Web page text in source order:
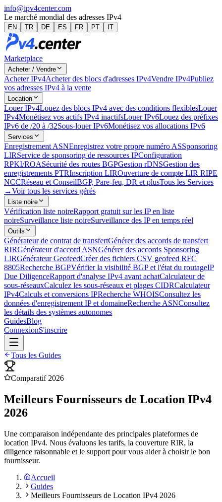
info@ipv4center.com
Le marché mondial des adresses IPv4
EN TR DE ES FR PT IT
Marketplace
Acheter / Vendre
Acheter IPv4Acheter des blocs d'adresses IPv4Vendre IPv4Publiez
vos adresses IPv4 à la vente
Location
Louer IPv4Louez des blocs IPv4 avec des conditions flexiblesLouer
IPv4Monétisez vos actifs IPv4 inactifsLouer IPv6Louez des préfixes
IPv6 de /20 à /32Sous-louer IPv6Monétisez vos allocations IPv6
Services
Enregistrement ASNEnregistrez votre propre numéro ASSponsoring
LIRService de sponsoring de ressources IPConfiguration
RPKI/ROASécurité des routes BGPGestion rDNSGestion des
enregistrements PTRInscription LIROuverture de compte LIR RIPE
NCCRéseau et ConseilBGP, Pare-feu, DR et plusTous les Services
→Voir tous les services gérés
Liste noire
Vérification liste noireRapport gratuit sur les IP en liste
noireSurveillance liste noireSurveillance des IP en temps réel
Outils
Générateur de contrat de transfertGénérer des accords de transfert
RIRGénérateur d'accord ASNGénérer des accords Sponsoring
LIRGénérateur GeofeedCréer des fichiers CSV geofeed RFC
8805Recherche BGPVérifier la visibilité BGP et l'état du routageIP
Due DiligenceRapport d'analyse IPv4 avant achatCalculateur de
sous-réseauxCalculez les sous-réseaux et plages CIDRCalculateur
IPv4Calculs et conversions IPRecherche WHOISConsultez les
données d'enregistrement IP et domaineRecherche ASNConsultez
les détails des systèmes autonomes
GuidesBlog
ConnexionS'inscrire
Tous les Guides
Comparatif 2026
Meilleurs Fournisseurs de Location IPv4
2026
Une comparaison indépendante des principales plateformes de
location IPv4. Nous évaluons les tarifs, la couverture RIR, la
diligence raisonnable et le support pour vous aider à choisir le bon
fournisseur.
Accueil
Guides
Meilleurs Fournisseurs de Location IPv4 2026